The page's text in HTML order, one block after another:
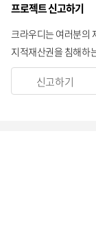
프로젝트 신고하기
크라우디는 여러분의
지적재산권을 침해하
신고하기